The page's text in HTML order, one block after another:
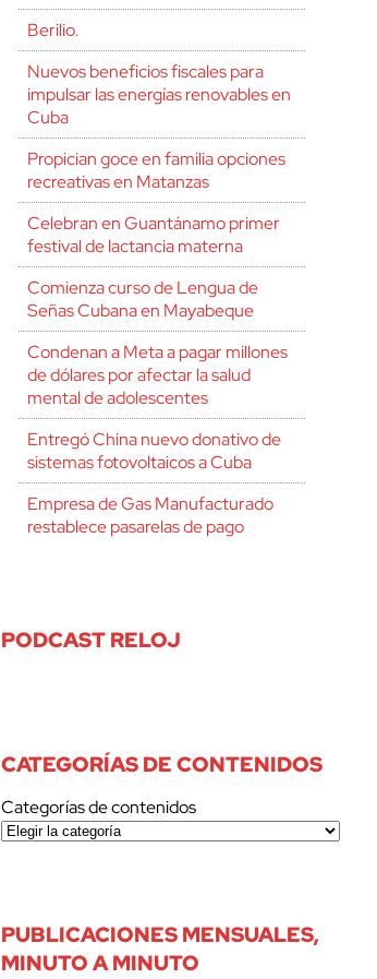
Berilio.
Nuevos beneficios fiscales para
impulsar las energías renovables en
Cuba
Propician goce en familia opciones
recreativas en Matanzas
Celebran en Guantánamo primer
festival de lactancia materna
Comienza curso de Lengua de
Señas Cubana en Mayabeque
Condenan a Meta a pagar millones
de dólares por afectar la salud
mental de adolescentes
Entregó China nuevo donativo de
sistemas fotovoltaicos a Cuba
Empresa de Gas Manufacturado
restablece pasarelas de pago
PODCAST RELOJ
CATEGORÍAS DE CONTENIDOS
Categorías de contenidos
PUBLICACIONES MENSUALES,
MINUTO A MINUTO